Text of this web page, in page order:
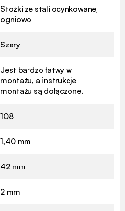
Stożki ze stali ocynkowanej
ogniowo
Szary
Jest bardzo łatwy w
montażu, a instrukcje
montażu są dołączone.
108
1,40 mm
42 mm
2 mm